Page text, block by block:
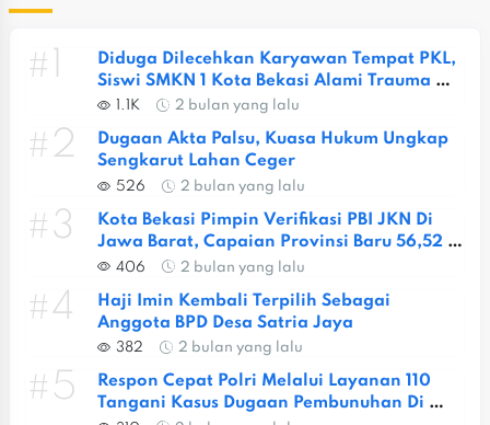
#1
Diduga Dilecehkan Karyawan Tempat PKL,
Siswi SMKN 1 Kota Bekasi Alami Trauma
Berat
1.1K 2 bulan yang lalu
#2
Dugaan Akta Palsu, Kuasa Hukum Ungkap
Sengkarut Lahan Ceger
526 2 bulan yang lalu
#3
Kota Bekasi Pimpin Verifikasi PBI JKN Di
Jawa Barat, Capaian Provinsi Baru 56,52
Persen
406 2 bulan yang lalu
#4
Haji Imin Kembali Terpilih Sebagai
Anggota BPD Desa Satria Jaya
382 2 bulan yang lalu
#5
Respon Cepat Polri Melalui Layanan 110
Tangani Kasus Dugaan Pembunuhan Di